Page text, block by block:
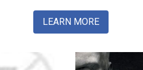
LEARN MORE